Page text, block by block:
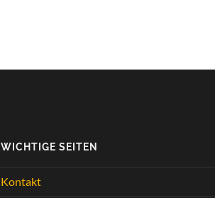
WICHTIGE SEITEN
Kontakt